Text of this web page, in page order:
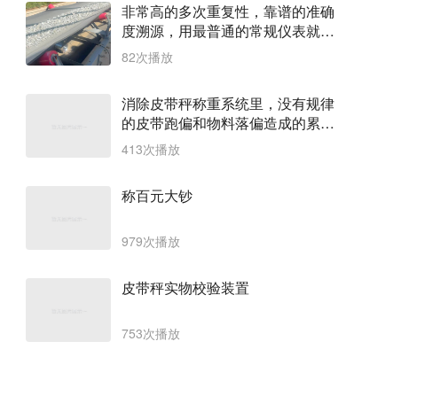
非常高的多次重复性，靠谱的准确
度溯源，用最普通的常规仪表就能
测出非常精准的原始数据。数据是
最有价值的。
82次播放
消除皮带秤称重系统里，没有规律
的皮带跑偏和物料落偏造成的累计
称重误差。
413次播放
称百元大钞
979次播放
皮带秤实物校验装置
753次播放